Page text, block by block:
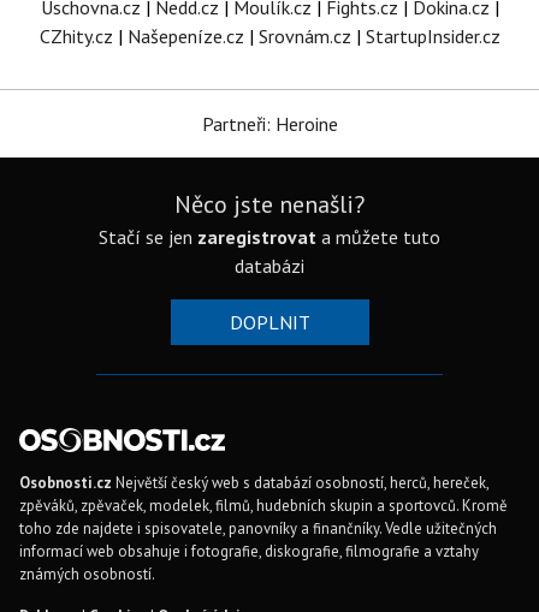
Úschovna.cz | Nedd.cz | Moulík.cz | Fights.cz | Dokina.cz |
CZhity.cz | Našepeníze.cz | Srovnám.cz | StartupInsider.cz
Partneři: Heroine
Něco jste nenašli?
Stačí se jen zaregistrovat a můžete tuto
databázi
DOPLNIT
Osobnosti.cz Největší český web s databází osobností, herců, hereček,
zpěváků, zpěvaček, modelek, filmů, hudebních skupin a sportovců. Kromě
toho zde najdete i spisovatele, panovníky a finančníky. Vedle užitečných
informací web obsahuje i fotografie, diskografie, filmografie a vztahy
známých osobností.